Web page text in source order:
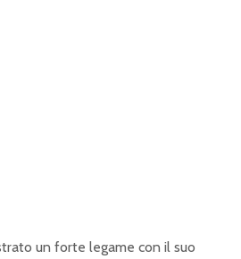
un forte legame con il suo